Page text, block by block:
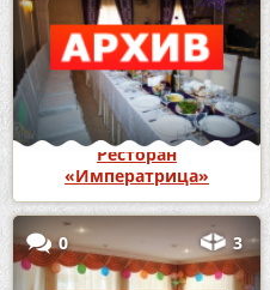
Ресторан
«Императрица»
0 3